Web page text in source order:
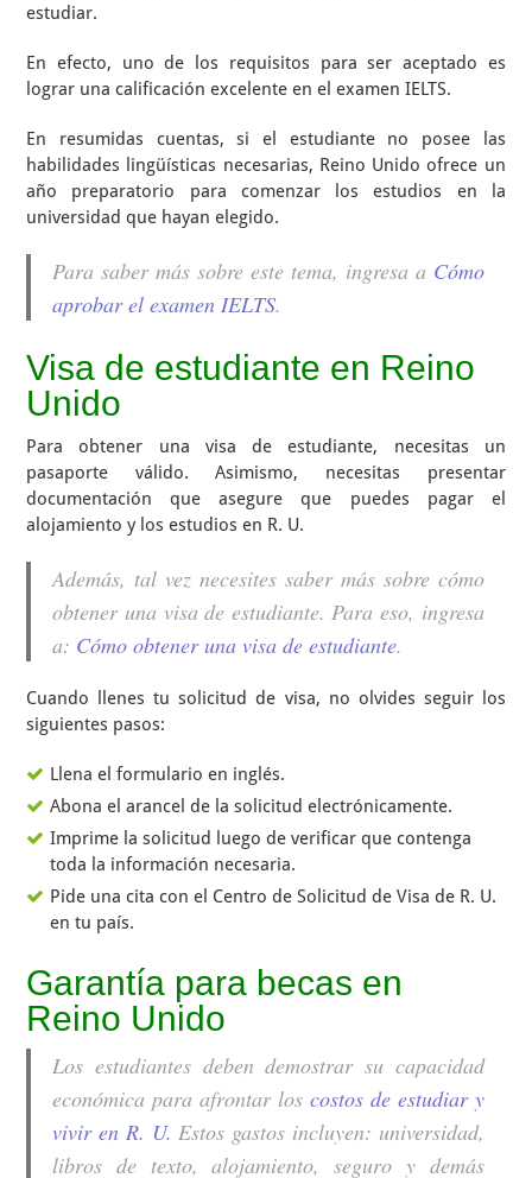
estudiar.
En efecto, uno de los requisitos para ser aceptado es
lograr una calificación excelente en el examen IELTS.
En resumidas cuentas, si el estudiante no posee las
habilidades lingüísticas necesarias, Reino Unido ofrece un
año preparatorio para comenzar los estudios en la
universidad que hayan elegido.
Para saber más sobre este tema, ingresa a Cómo
aprobar el examen IELTS.
Visa de estudiante en Reino
Unido
Para obtener una visa de estudiante, necesitas un
pasaporte válido. Asimismo, necesitas presentar
documentación que asegure que puedes pagar el
alojamiento y los estudios en R. U.
Además, tal vez necesites saber más sobre cómo
obtener una visa de estudiante. Para eso, ingresa
a: Cómo obtener una visa de estudiante.
Cuando llenes tu solicitud de visa, no olvides seguir los
siguientes pasos:
Llena el formulario en inglés.
Abona el arancel de la solicitud electrónicamente.
Imprime la solicitud luego de verificar que contenga
toda la información necesaria.
Pide una cita con el Centro de Solicitud de Visa de R. U.
en tu país.
Garantía para becas en
Reino Unido
Los estudiantes deben demostrar su capacidad
económica para afrontar los costos de estudiar y
vivir en R. U. Estos gastos incluyen: universidad,
libros de texto, alojamiento, seguro y demás